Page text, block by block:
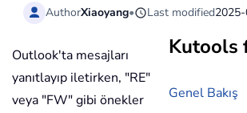
AuthorXiaoyang• Last modified
Kutools
Genel Bakış
Outlook'ta mesajları
yanıtlayıp iletirken, "RE"
veya "FW" gibi önekler